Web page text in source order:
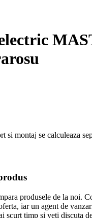
si montaj se calculeaza
produsele de la noi.
iar un agent de
scurt timp si veti discuta